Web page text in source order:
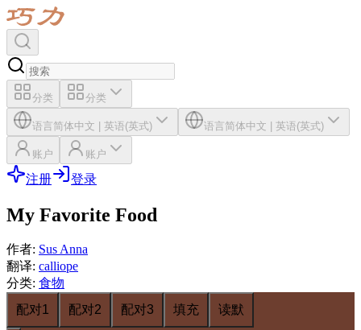
分类 分类
语言简体中文 | 英语(英式) 语言简体中文 | 英语(英式)
账户 账户
注册 登录
My Favorite Food
作者: Sus Anna
翻译: calliope
分类: 食物
配对1
配对2 配对3 填充 读默